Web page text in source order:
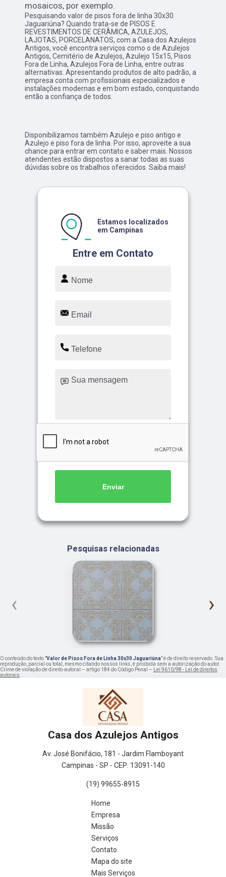
mosaicos, por exemplo.
Pesquisando valor de pisos fora de linha 30x30
Jaguariúna? Quando trata-se de PISOS E
REVESTIMENTOS DE CERÂMICA, AZULEJOS,
LAJOTAS, PORCELANATOS, com a Casa dos Azulejos
Antigos, você encontra serviços como o de Azulejos
Antigos, Cemitério de Azulejos, Azulejo 15x15, Pisos
Fora de Linha, Azulejos Fora de Linha, entre outras
alternativas. Apresentando produtos de alto padrão, a
empresa conta com profissionais especializados e
instalações modernas e em bom estado, conquistando
então a confiança de todos.
Disponibilizamos também Azulejo e piso antigo e
Azulejo e piso fora de linha. Por isso, aproveite a sua
chance para entrar em contato e saber mais. Nossos
atendentes estão dispostos a sanar todas as suas
dúvidas sobre os trabalhos oferecidos. Saiba mais!
Entre em Contato
Estamos localizados
em Campinas
Enviar
Pesquisas relacionadas
‹ ›
O conteúdo do texto "Valor de Pisos Fora de Linha 30x30 Jaguariúna" é de direito reservado. Sua
reprodução, parcial ou total, mesmo citando nossos links, é proibida sem a autorização do autor.
Crime de violação de direito autoral – artigo 184 do Código Penal –
Lei 9610/98 - Lei de direitos
autorais
Casa dos Azulejos Antigos
Av. José Bonifácio, 181 - Jardim Flamboyant
Campinas - SP - CEP: 13091-140
(19) 99655-8915
Home
Empresa
Missão
Serviços
Contato
Mapa do site
Mais Serviços